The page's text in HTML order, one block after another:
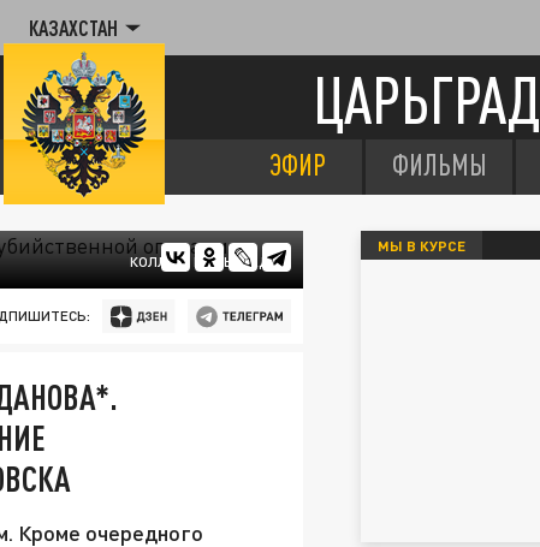
КАЗАХСТАН
ЦАРЬГРАД
ЭФИР ФИЛЬМЫ
КОЛЛАЖ ЦАРЬГРАДА
Кроме очередного
МЫ В КУРСЕ